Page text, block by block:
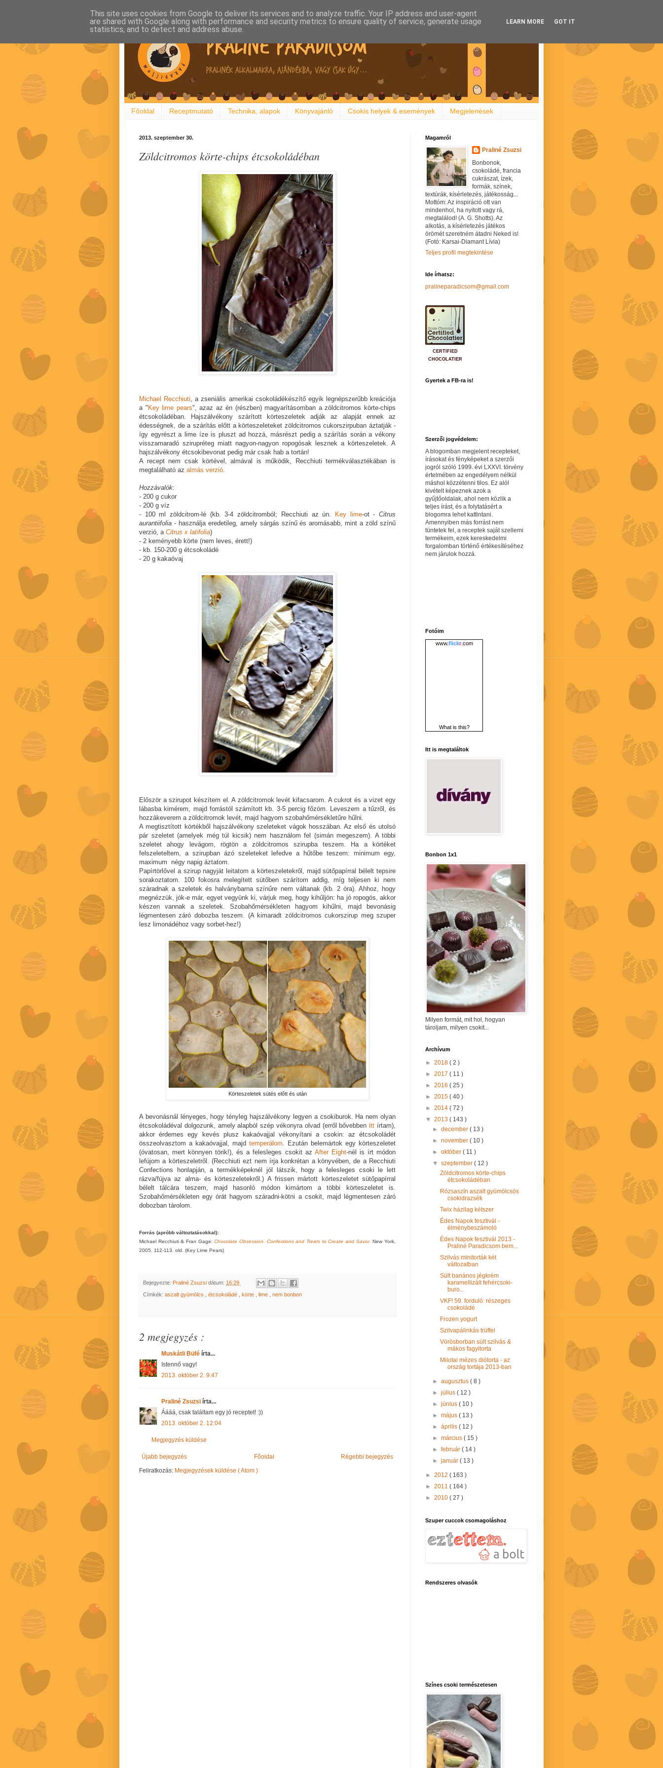
Főoldal Receptmutató Technika, alapok Könyvajánló Csokis helyek & események Megjelenések
2013. szeptember 30.
Zöldcitromos körte-chips étcsokoládéban
Michael Recchiuti, a zseniális amerikai csokoládékészítő egyik legnépszerűbb kreációja
a " Key lime pears", azaz az én (részben) magyarításomban a zöldcitromos körte-chips
étcsokoládéban. Hajszálvékony szárított körteszeletek adják az alapját ennek az
édességnek, de a szárítás előtt a körteszeleteket zöldcitromos cukorszirpuban áztatják -
így egyrészt a lime íze is pluszt ad hozzá, másrészt pedig a szárítás során a vékony
visszamaradó szirupréteg miatt nagyon-nagyon ropogósak lesznek a körteszeletek. A
hajszálvékony étcsokibevonat pedig már csak hab a tortán!
A recept nem csak körtével, almával is működik, Recchiuti termékválasztékában is
megtalálható az almás verzió.
Hozzávalók:
- 200 g cukor
- 200 g víz
- 100 ml zöldcitrom-lé (kb. 3-4 zöldcitromból; Recchiuti az ún.
Key lime-ot -Citrus
aurantiifolia - használja eredetileg, amely sárgás színű és aromásabb, mint a zöld színű
verzió, a Citrus x latifolia)
- 2 keményebb körte (nem leves, érett!)
- kb. 150-200 g étcsokoládé
- 20 g kakaóvaj
Először a szirupot készítem el. A zöldcitromok levét kifacsarom. A cukrot és a vizet egy
lábasba kimérem, majd forrástól számított kb. 3-5 percig főzöm. Leveszem a tűzről, és
hozzákeverem a zöldcitromok levét, majd hagyom szobahőmérsékletűre hűlni.
A megtisztított körtékből hajszálvékony szeleteket vágok hosszában. Az első és utolsó
pár szeletet (amelyek még túl kicsik) nem használom fel (simán megeszem). A többi
szeletet ahogy levágom, rögtön a zöldcitromos szirupba teszem. Ha a körtéket
felszeleteltem, a szirupban ázó szeleteket lefedve a hűtőbe teszem: minimum egy,
maximum négy napig áztatom.
Papírtörlővel a szirup nagyját leitatom a körteszeletekről, majd sütőpapírral bélelt tepsire
sorakoztatom. 100 fokosra melegített sütőben szárítom addig, míg teljesen ki nem
száradnak a szeletek és halványbarna színűre nem váltanak (kb. 2 óra). Ahhoz, hogy
megnézzük, jók-e már, egyet vegyünk ki, várjuk meg, hogy kihűljön: ha jó ropogós, akkor
készen vannak a szeletek. Szobahőmérsékleten hagyom kihűlni, majd bevonásig
légmentesen záró dobozba teszem. (A kimaradt zöldcitromos cukorszirup meg szuper
lesz limonádéhoz vagy sorbet-hez!)
Körteszeletek sütés előtt és után
A bevonásnál lényeges, hogy tényleg hajszálvékony legyen a csokiburok. Ha nem olyan
étcsokoládéval dolgozunk, amely alapból szép vékonyra olvad (erről bővebbenitt írtam),
akkor érdemes egy kevés plusz kakaóvajjal vékonyítani a csokin: az étcsokoládét
összeolvasztom a kakaóvajjal, majd temperálom. Ezután belemártok egy körteszeletet
(óvatosan, mert könnyen törik!), és a felesleges csokit az After Eight-nél is írt módon
lefújom a körteszeletről. (Recchiuti ezt nem írja konkrétan a könyvében, de a Recchiuti
Confections honlapján, a termékképeknél jól látszik, hogy a felesleges csoki le lett
rázva/fújva az alma- és körteszeletekről.) A frissen mártott körteszeletet sütőpapírral
bélelt tálcára teszem, majd hasonló módon kimártom a többi körteszeletet is.
Szobahőmérsékleten egy órát hagyom száradni-kötni a csokit, majd légmentesen záró
dobozban tárolom.
Forrás (apróbb változtatásokkal):
Michael Recchiuti & Fran Gage:Chocolate Obsession. Confections and Treats to Create and Savor. New York,
2005. 112-113. old. (Key Lime Pears)
Bejegyezte: Praliné Zsuzsi dátum: 16:29
Címkék: aszalt gyümölcs , étcsokoládé , körte , lime , nem bonbon
2 megjegyzés :
Muskátli Büfé írta...
Istennő vagy!
2013. október 2. 9:47
Praliné Zsuzsi írta...
Áááá, csak találtam egy jó receptet! :))
2013. október 2. 12:04
Megjegyzés küldése
Újabb bejegyzés Régebbi bejegyzés
Főoldal
Feliratkozás: Megjegyzések küldése ( Atom )
Magamról
Praliné Zsuzsi
Bonbonok,
csokoládé, francia
cukrászat, ízek,
formák, színek,
textúrák, kísérletezés, játékosság...
Mottóm: Az inspiráció ott van
mindenhol, ha nyitott vagy rá,
megtalálod! (A. G. Shotts). Az
alkotás, a kísérletezés játékos
örömét szeretném átadni Neked is!
(Fotó: Karsai-Diamant Lívia)
Teljes profil megtekintése
Ide írhatsz:
pralineparadicsom@gmail.com
CERTIFIED
CHOCOLATIER
Gyertek a FB-ra is!
Szerzői jogvédelem:
A blogomban megjelent recepteket,
írásokat és fényképeket a szerzői
jogról szóló 1999. évi LXXVI. törvény
értelmében az engedélyem nélkül
máshol közzétenni tilos. Ez alól
kivételt képeznek azok a
gyűjtőoldalak, ahol nem közlik a
teljes írást, és a folytatásért a
blogomra lehet kattintani.
Amennyiben más forrást nem
tüntetek fel, a receptek saját szellemi
termékeim, ezek kereskedelmi
forgalomban történő értékesítéséhez
nem járulok hozzá.
Fotóim
www.flickr.com
What is this?
Itt is megtaláltok
Bonbon 1x1
Milyen formát, mit hol, hogyan
tároljam, milyen csokit...
Archívum
► 2018 ( 2 )
► 2017 ( 11 )
► 2016 ( 25 )
► 2015 ( 40 )
► 2014 ( 72 )
▼ 2013 ( 143 )
►december( 13 )
►november( 10 )
►október( 11 )
▼szeptember( 12 )
Zöldcitromos körte-chips
étcsokoládéban
Rózsaszín aszalt gyümölcsös
csokidrazsék
Twix házilag kétszer
Édes Napok fesztivál -
élménybeszámoló
Édes Napok fesztivál 2013 -
Praliné Paradicsom bem...
Szilvás minitorták két
változatban
Sült banános jégkrém
karamellizált fehércsoki-
buro...
VKF! 59. forduló: részeges
csokoládé
Frozen yogurt
Szilvapálinkás trüffel
Vörösborban sült szilvás &
mákos fagyitorta
Milotai mézes diótorta - az
ország tortája 2013-ban
►augusztus( 8 )
►július( 12 )
►június( 10 )
►május( 13 )
►április( 12 )
►március( 15 )
►február( 14 )
►január( 13 )
► 2012 ( 163 )
► 2011 ( 164 )
► 2010 ( 27 )
Szuper cuccok csomagoláshoz
Rendszeres olvasók
Színes csoki természetesen
This site uses cookies from Google to deliver its services and to analyze traffic. Your IP address and user-agent
are shared with Google along with performance and security metrics to ensure quality of service, generate usage
statistics, and to detect and address abuse.
LEARN MORE GOT IT